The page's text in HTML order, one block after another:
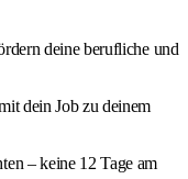
deine berufliche und
dein Job zu deinem
– keine 12 Tage am